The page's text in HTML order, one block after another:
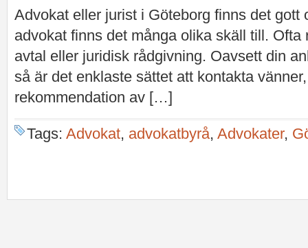
Advokat eller jurist i Göteborg finns det gott
advokat finns det många olika skäll till.
avtal eller juridisk rådgivning. Oavsett din
så är det enklaste sättet att kontakta
rekommendation av […]
Tags: Advokat, advokatbyrå, Advokater,